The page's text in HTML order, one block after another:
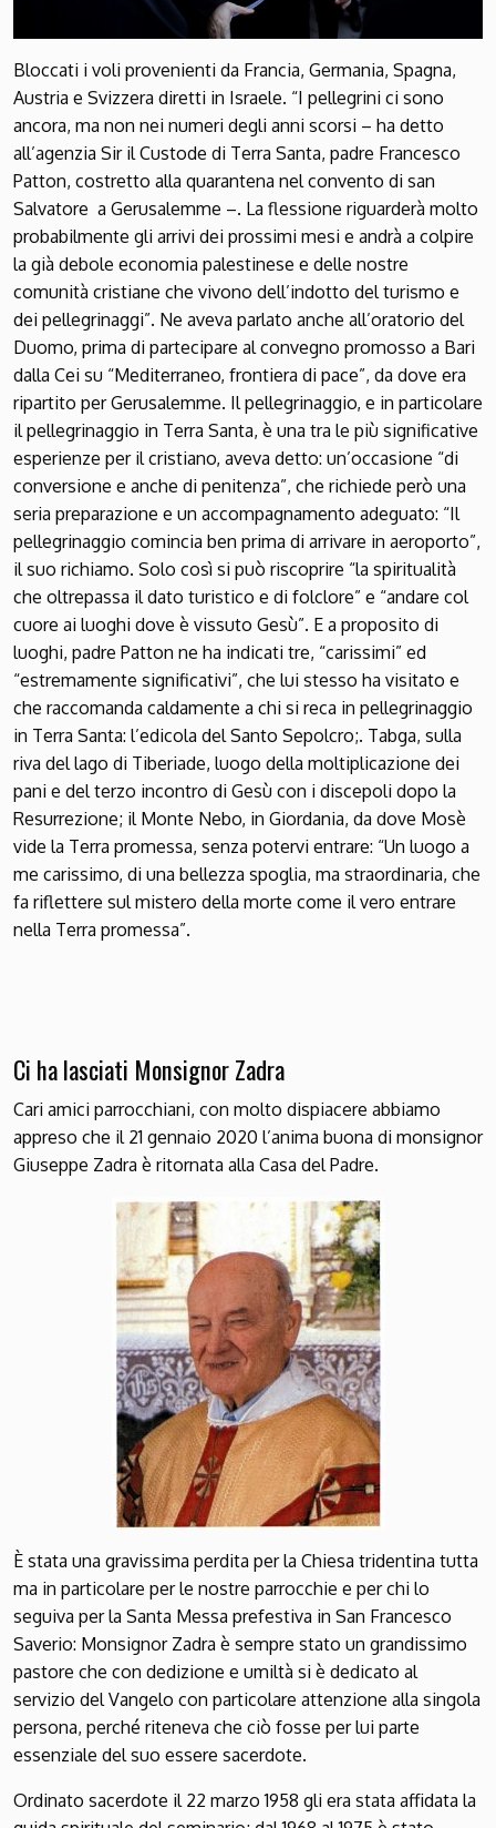
Bloccati i voli provenienti da Francia, Germania, Spagna,
Austria e Svizzera diretti in Israele. “I pellegrini ci sono
ancora, ma non nei numeri degli anni scorsi – ha detto
all’agenzia Sir il Custode di Terra Santa, padre Francesco
Patton, costretto alla quarantena nel convento di san
Salvatore a Gerusalemme –. La flessione riguarderà molto
probabilmente gli arrivi dei prossimi mesi e andrà a colpire
la già debole economia palestinese e delle nostre
comunità cristiane che vivono dell’indotto del turismo e
dei pellegrinaggi”. Ne aveva parlato anche all’oratorio del
Duomo, prima di partecipare al convegno promosso a Bari
dalla Cei su “Mediterraneo, frontiera di pace”, da dove era
ripartito per Gerusalemme. Il pellegrinaggio, e in particolare
il pellegrinaggio in Terra Santa, è una tra le più significative
esperienze per il cristiano, aveva detto: un’occasione “di
conversione e anche di penitenza”, che richiede però una
seria preparazione e un accompagnamento adeguato: “Il
pellegrinaggio comincia ben prima di arrivare in aeroporto”,
il suo richiamo. Solo così si può riscoprire “la spiritualità
che oltrepassa il dato turistico e di folclore” e “andare col
cuore ai luoghi dove è vissuto Gesù”. E a proposito di
luoghi, padre Patton ne ha indicati tre, “carissimi” ed
“estremamente significativi”, che lui stesso ha visitato e
che raccomanda caldamente a chi si reca in pellegrinaggio
in Terra Santa: l’edicola del Santo Sepolcro;. Tabga, sulla
riva del lago di Tiberiade, luogo della moltiplicazione dei
pani e del terzo incontro di Gesù con i discepoli dopo la
Resurrezione; il Monte Nebo, in Giordania, da dove Mosè
vide la Terra promessa, senza potervi entrare: “Un luogo a
me carissimo, di una bellezza spoglia, ma straordinaria, che
fa riflettere sul mistero della morte come il vero entrare
nella Terra promessa”.
Ci ha lasciati Monsignor Zadra
Cari amici parrocchiani, con molto dispiacere abbiamo
appreso che il 21 gennaio 2020 l’anima buona di monsignor
Giuseppe Zadra è ritornata alla Casa del Padre.
È stata una gravissima perdita per la Chiesa tridentina tutta
ma in particolare per le nostre parrocchie e per chi lo
seguiva per la Santa Messa prefestiva in San Francesco
Saverio: Monsignor Zadra è sempre stato un grandissimo
pastore che con dedizione e umiltà si è dedicato al
servizio del Vangelo con particolare attenzione alla singola
persona, perché riteneva che ciò fosse per lui parte
essenziale del suo essere sacerdote.
Ordinato sacerdote il 22 marzo 1958 gli era stata affidata la